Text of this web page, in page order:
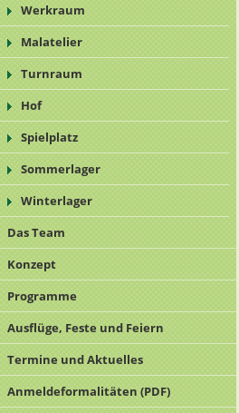
Werkraum
Malatelier
Turnraum
Hof
Spielplatz
Sommerlager
Winterlager
Das Team
Konzept
Programme
Ausflüge, Feste und Feiern
Termine und Aktuelles
Anmeldeformalitäten (PDF)